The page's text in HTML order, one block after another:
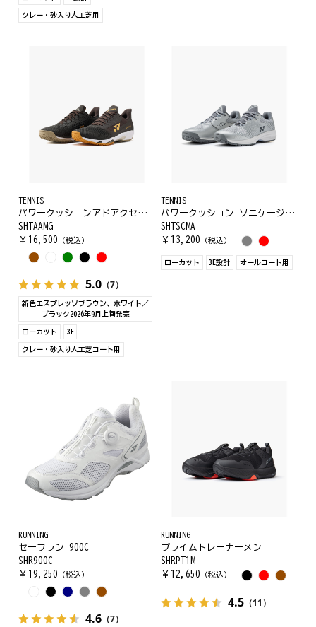
クレー・砂入り人工芝用
TENNIS
パワークッションアドアクセルメンGC
SHTAAMG
￥ 16,500 （税込）
5.0 （7）
新色エスプレッソブラウン、ホワイト／
ブラック2026年9月上旬発売
ローカット 3E
クレー・砂入り人工芝コート用
TENNIS
パワークッション ソニケージ メン AC
SHTSCMA
￥ 13,200 （税込）
ローカット 3E設計 オールコート用
RUNNING
セーフラン 900C
SHR900C
￥ 19,250 （税込）
4.6 （7）
RUNNING
プライムトレーナーメン
SHRPT1M
￥ 12,650 （税込）
4.5（11）